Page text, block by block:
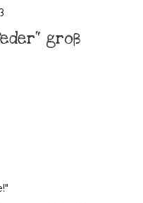
groß